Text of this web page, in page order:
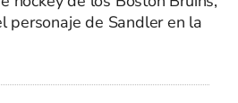
personaje de Sandler en la